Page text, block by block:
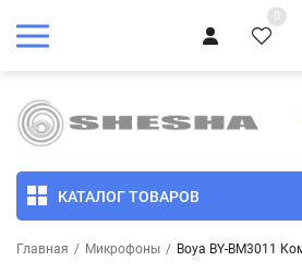
0
КАТАЛОГ ТОВАРОВ
Главная / Микрофоны / Boya BY-BM3011